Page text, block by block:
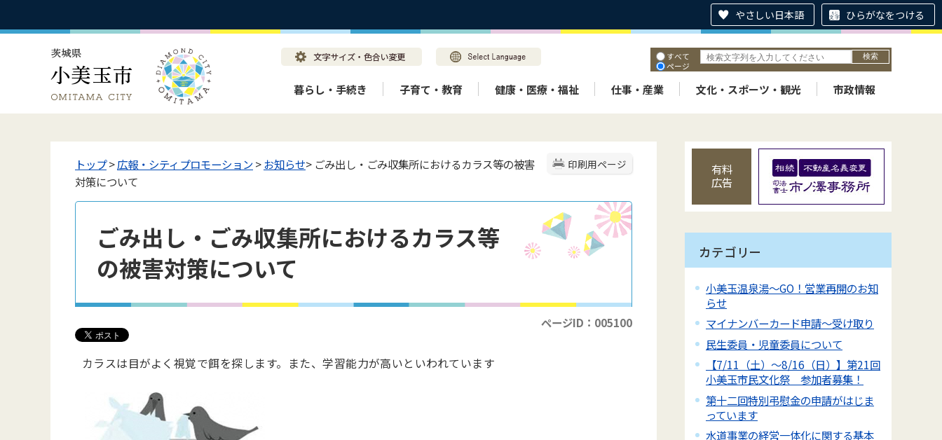
やさしい日本語 ひらがなをつける
すべて
ページ
暮らし・手続き 子育て・教育 健康・医療・福祉 仕事・産業 文化・スポーツ・観光 市政情報
印刷用ページ
トップ>広報・シティプロモーション>お知らせ> ごみ出し・ごみ収集所におけるカラス等の被害
対策について
ごみ出し・ごみ収集所におけるカラス等
の被害対策について
ページID：005100
カラスは目がよく視覚で餌を探します。また、学習能力が高いといわれています
有料
広告
カテゴリー
小美玉温泉湯～GO！営業再開のお知
らせ
マイナンバーカード申請～受け取り
民生委員・児童委員について
【7/11（土）～8/16（日）】第21回
小美玉市民文化祭 参加者募集！
第十二回特別弔慰金の申請がはじま
っています
水道事業の経営一体化に関する基本